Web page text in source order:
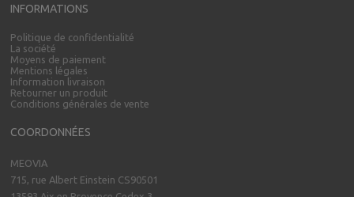
INFORMATIONS
Politique de confidentialité
La société
Moyens de paiement
Mentions légales
Information livraison
Retourner un produit
Conditions générales de vente
COORDONNÉES
MEOVIA
715, rue Albert Einstein CS90501